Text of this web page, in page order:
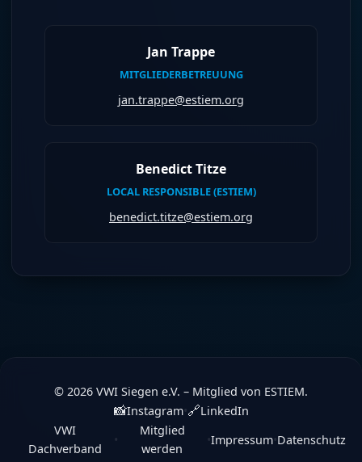
Jan Trappe
MITGLIEDERBETREUUNG
jan.trappe@estiem.org
Benedict Titze
LOCAL RESPONSIBLE (ESTIEM)
benedict.titze@estiem.org
© 2026 VWI Siegen e.V. – Mitglied von ESTIEM.
📸Instagram•🔗LinkedIn
VWI
Dachverband
•
Mitglied
werden
•Impressum•Datenschutz